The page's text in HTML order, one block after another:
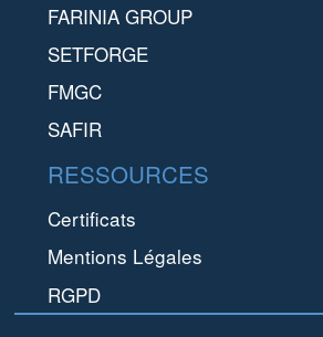
FARINIA GROUP
SETFORGE
FMGC
SAFIR
RESSOURCES
Certificats
Mentions Légales
RGPD